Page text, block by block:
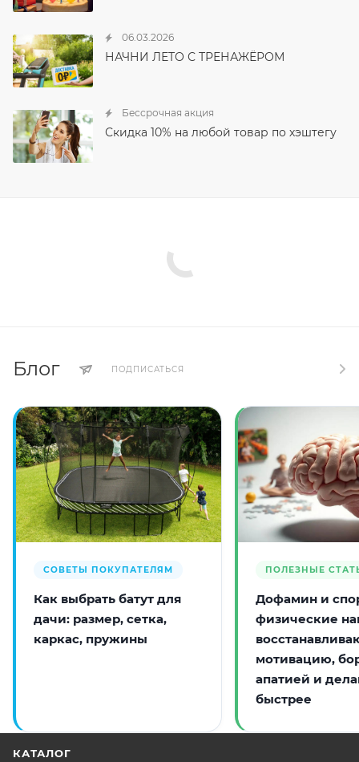
06.03.2026
НАЧНИ ЛЕТО С ТРЕНАЖЁРОМ
Бессрочная акция
Скидка 10% на любой товар по хэштегу
Блог ПОДПИСАТЬСЯ
СОВЕТЫ ПОКУПАТЕЛЯМ
Как выбрать батут для
дачи: размер, сетка,
каркас, пружины
ПОЛЕЗНЫЕ
Дофамин и
физические
мотивацию,
апатией и
быстрее
КАТАЛОГ